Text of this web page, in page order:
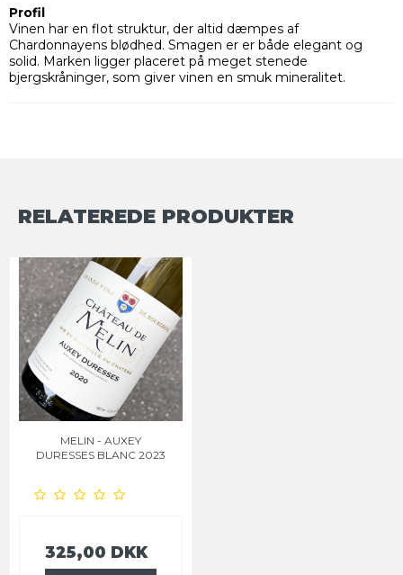
Profil
Vinen har en flot struktur, der altid dæmpes af
Chardonnayens blødhed. Smagen er er både elegant og
solid. Marken ligger placeret på meget stenede
bjergskråninger, som giver vinen en smuk mineralitet.
RELATEREDE PRODUKTER
MELIN - AUXEY
DURESSES BLANC 2023
325,00 DKK